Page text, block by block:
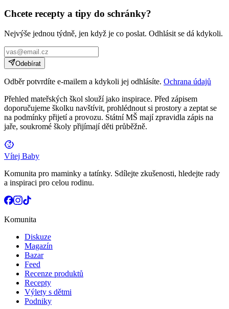
Chcete recepty a tipy do schránky?
Nejvýše jednou týdně, jen když je co poslat. Odhlásit se dá kdykoli.
Odebírat
Odběr potvrdíte e-mailem a kdykoli jej odhlásíte. Ochrana údajů
Přehled mateřských škol slouží jako inspirace. Před zápisem
doporučujeme školku navštívit, prohlédnout si prostory a zeptat se
na podmínky přijetí a provozu. Státní MŠ mají zpravidla zápis na
jaře, soukromé školy přijímají děti průběžně.
Vítej Baby
Komunita pro maminky a tatínky. Sdílejte zkušenosti, hledejte rady
a inspiraci pro celou rodinu.
Komunita
Diskuze
Magazín
Bazar
Feed
Recenze produktů
Recepty
Výlety s dětmi
Podniky